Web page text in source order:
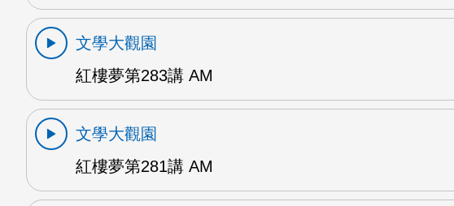
文學大觀園
紅樓夢第283講 AM
文學大觀園
紅樓夢第281講 AM